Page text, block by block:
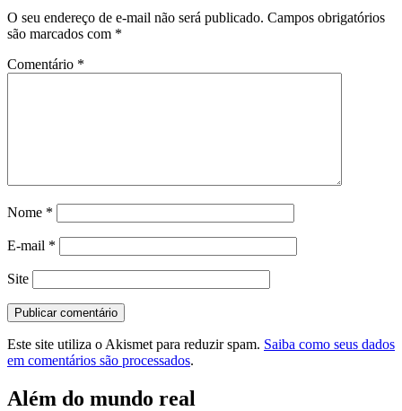
O seu endereço de e-mail não será publicado. Campos obrigatórios
são marcados com *
Comentário *
Nome *
E-mail *
Site
Este site utiliza o Akismet para reduzir spam. Saiba como seus dados
em comentários são processados.
Além do mundo real